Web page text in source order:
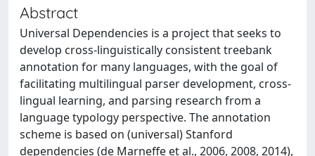
Abstract
Universal Dependencies is a project that seeks to
develop cross-linguistically consistent treebank
annotation for many languages, with the goal of
facilitating multilingual parser development, cross-
lingual learning, and parsing research from a
language typology perspective. The annotation
scheme is based on (universal) Stanford
dependencies (de Marneffe et al., 2006, 2008, 2014),